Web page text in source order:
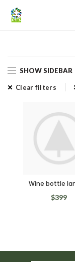
SHOW SIDEBAR
Clear filters
Wine bottle
$399